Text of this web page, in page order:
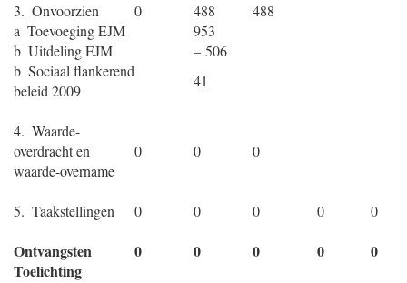
3. Onvoorzien 0 488
488
a Toevoeging EJM
953
b Uitdeling EJM
– 506
b Sociaal flankerend
beleid 2009
41
4. Waarde-
overdracht en
waarde-overname
0 0 0
5. Taakstellingen 0 0 0 0 0
Ontvangsten 0 0 0 0
0
Toelichting